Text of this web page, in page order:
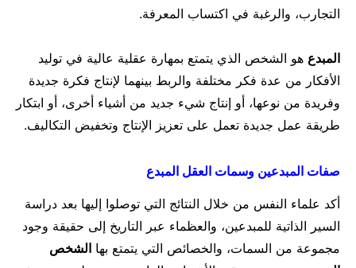
التجارب، والرغبة في اكتساب المعرفة.
المبدع هو الشخص الذي يتمتع بمهارة عقلية عالية في توليد
الأفكار من عدة فكر مختلفة والربط بينهما لإنتاج فكرة جديدة
وفريدة من نوعها، أو إنتاج شيء جديد من أشياء أخرى، أو ابتكار
طريقة عمل جديدة تعمل على تعزيز الإنتاج وتخفيض التكاليف.
صفات المبدعين وسمات العقل المبدع
أكد علماء النفس من خلال النتائج التي توصلوا إليها بعد دراسة
السير الذاتية للمبدعين، والعظماء عبر التاريخ إلى حقيقة وجود
مجموعة من السمات، والخصائص التي يتمتع بها الشخص